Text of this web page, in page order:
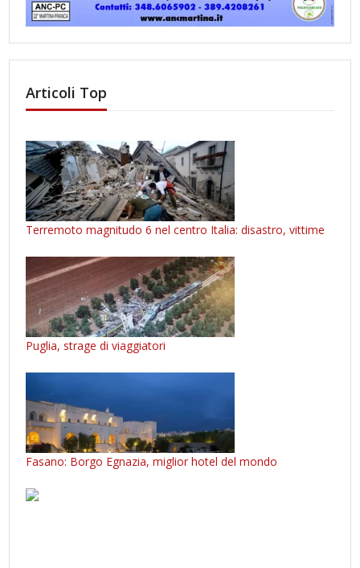
Articoli Top
Terremoto magnitudo 6 nel centro Italia: disastro, vittime
Puglia, strage di viaggiatori
Fasano: Borgo Egnazia, miglior hotel del mondo